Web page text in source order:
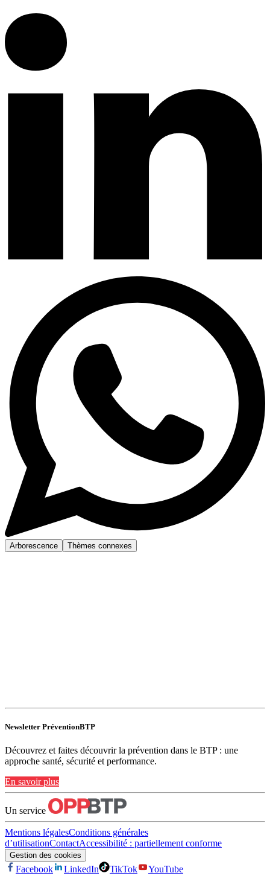
Arborescence Thèmes connexes
Newsletter PréventionBTP
Découvrez et faites découvrir la prévention dans le BTP : une
approche santé, sécurité et performance.
En savoir plus
Un service
Mentions légalesConditions générales
d’utilisationContactAccessibilité : partiellement conforme
Gestion des cookies
Facebook LinkedIn TikTok
YouTube